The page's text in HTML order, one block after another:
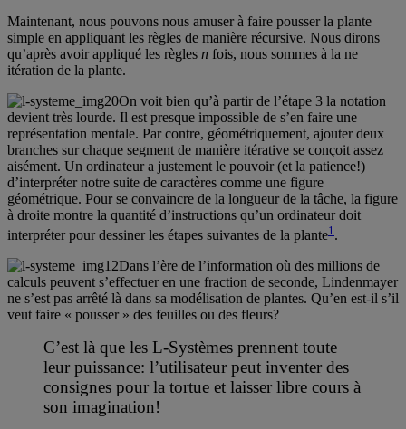
Maintenant, nous pouvons nous amuser à faire pousser la plante
simple en appliquant les règles de manière récursive. Nous dirons
qu’après avoir appliqué les règles n fois, nous sommes à la ne
itération de la plante.
On voit bien qu’à partir de l’étape 3 la notation
devient très lourde. Il est presque impossible de s’en faire une
représentation mentale. Par contre, géométriquement, ajouter deux
branches sur chaque segment de manière itérative se conçoit assez
aisément. Un ordinateur a justement le pouvoir (et la patience!)
d’interpréter notre suite de caractères comme une figure
géométrique. Pour se convaincre de la longueur de la tâche, la figure
à droite montre la quantité d’instructions qu’un ordinateur doit
interpréter pour dessiner les étapes suivantes de la plante1.
Dans l’ère de l’information où des millions de
calculs peuvent s’effectuer en une fraction de seconde, Lindenmayer
ne s’est pas arrêté là dans sa modélisation de plantes. Qu’en est-il s’il
veut faire « pousser » des feuilles ou des fleurs?
C’est là que les L-Systèmes prennent toute
leur puissance: l’utilisateur peut inventer des
consignes pour la tortue et laisser libre cours à
son imagination!